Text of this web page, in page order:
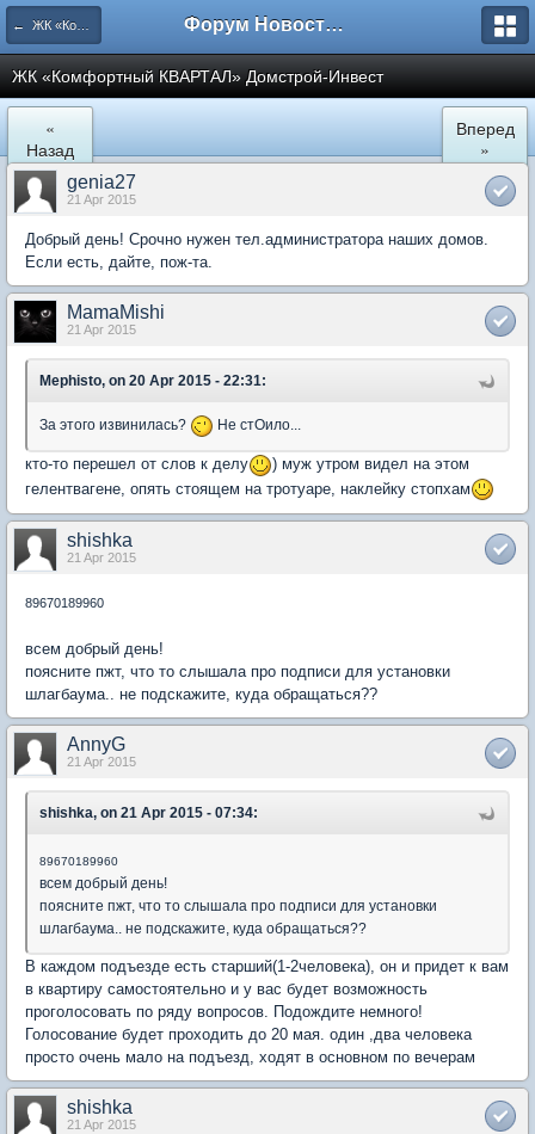
← ЖК «Комфортный КВАРТАЛ» Форум Новостройки
ЖК «Комфортный КВАРТАЛ» Домстрой-Инвест
«
Назад
Вперед
»
genia27
21 Apr 2015
Добрый день! Срочно нужен тел.администратора наших домов.
Если есть, дайте, пож-та.
MamaMishi
21 Apr 2015
Mephisto, on 20 Apr 2015 - 22:31:
За этого извинилась? Не стОило...
кто-то перешел от слов к делу
) муж утром видел на этом
гелентвагене, опять стоящем на тротуаре, наклейку стопхам
shishka
21 Apr 2015
89670189960
всем добрый день!
поясните пжт, что то слышала про подписи для установки
шлагбаума.. не подскажите, куда обращаться??
AnnyG
21 Apr 2015
shishka, on 21 Apr 2015 - 07:34:
89670189960
всем добрый день!
поясните пжт, что то слышала про подписи для установки
шлагбаума.. не подскажите, куда обращаться??
В каждом подъезде есть старший(1-2человека), он и придет к вам
в квартиру самостоятельно и у вас будет возможность
проголосовать по ряду вопросов. Подождите немного!
Голосование будет проходить до 20 мая. один ,два человека
просто очень мало на подъезд, ходят в основном по вечерам
shishka
21 Apr 2015